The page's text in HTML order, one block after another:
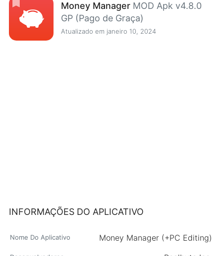
Money ManagerMOD Apk v4.8.0
GP (Pago de Graça)
Atualizado em janeiro 10, 2024
INFORMAÇÕES DO APLICATIVO
Nome Do Aplicativo Money Manager (+PC Editing)